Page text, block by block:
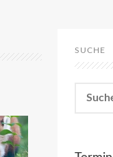
SUCHE
nach: